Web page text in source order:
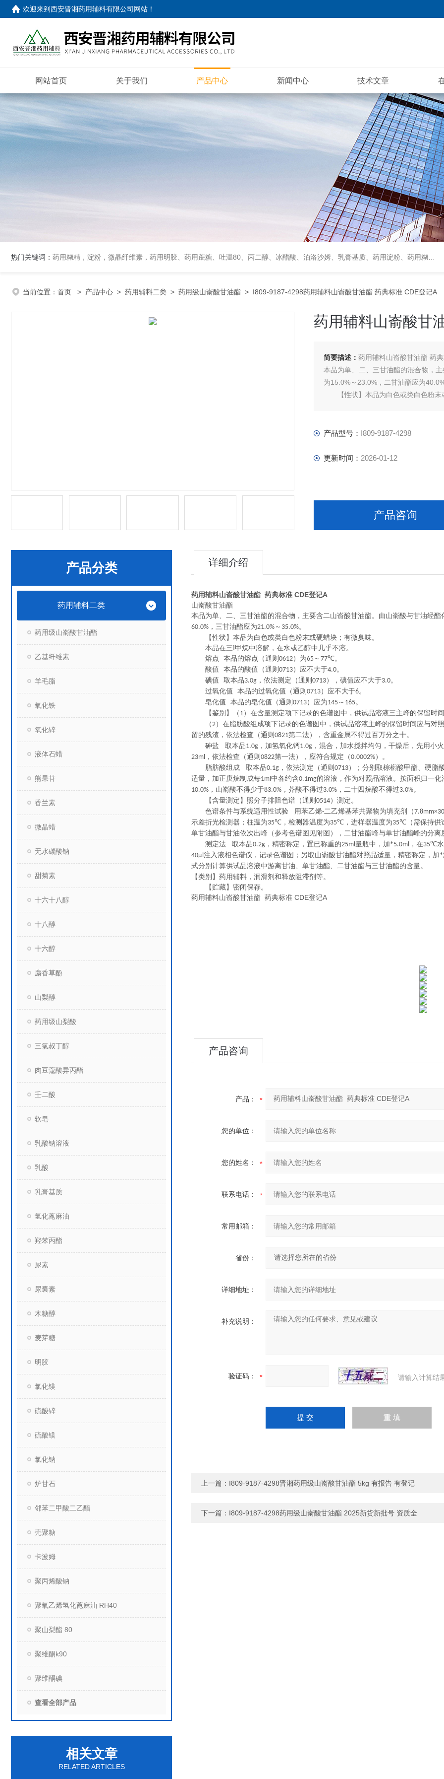
欢迎来到西安晋湘药用辅料有限公司网站 ！
网站首页 关于我们 产品中心 新闻中心 技术文章
热门关键词： 药用糊精，淀粉，微晶纤维素，药用明胶、药用蔗糖、吐温80、丙二醇、冰醋酸、泊洛沙姆、乳膏基质、药用淀粉、药用糊精、硬脂酸镁、聚丙烯酸树脂系列、羧甲基淀粉钠、羧甲基纤维素钠、可溶性淀粉、甘露醇、羟丙纤维素、羟丙基甲基纤维素、乳糖、交联聚维酮、交联羧甲基纤维素钠、聚乙二醇（PEG）系列、二氧化硅、聚乙烯吡咯烷酮、十八醇、十六醇、预交化淀粉、微晶纤维素、甲基纤维素、乙基纤维素，三氯蔗糖，麝香草酚，药用蜂蜜，
当前位置： 首页 > 产品中心 > 药用辅料二类 > 药用级山嵛酸甘油酯 > I809-9187-4298药用辅料山嵛酸甘油酯 药典标准 CDE登记A
药用辅料山嵛酸甘
简要描述： 药用辅料山嵛酸甘油酯 药
本品为单、二、三甘油酯的混合物，
为15.0%～23.0%，二甘油酯应为
【性状】本品为白色或类白色粉末
产品型号： I809-9187-4298
更新时间： 2026-01-12
产品咨询
产品分类
药用辅料二类
药用级山嵛酸甘油酯
乙基纤维素
羊毛脂
氧化铁
氧化锌
液体石蜡
熊果苷
香兰素
微晶蜡
无水碳酸钠
甜菊素
十六十八醇
十八醇
十六醇
麝香草酚
山梨醇
药用级山梨酸
三氯叔丁醇
肉豆蔻酸异丙酯
壬二酸
软皂
乳酸钠溶液
乳酸
乳膏基质
氢化蓖麻油
羟苯丙酯
尿素
尿囊素
木糖醇
麦芽糖
明胶
氯化镁
硫酸锌
硫酸镁
氯化钠
炉甘石
邻苯二甲酸二乙酯
壳聚糖
卡波姆
聚丙烯酸钠
聚氧乙烯氢化蓖麻油 RH40
聚山梨酯 80
聚维酮k90
聚维酮碘
查看全部产品
相关文章
RELATED ARTICLES
详细介绍
药用辅料山嵛酸甘油酯 药典标准 CDE登记A
山嵛酸甘油酯
本品为单、二、三甘油酯的混合物，主要含二山嵛酸甘油酯。由山嵛酸与甘油经酯
60.0% ，三甘油酯应为21.0% ～ 35.0%。
【性状】本品为白色或类白色粉末或硬蜡块；有微臭味。
本品在三l甲烷中溶解，在水或乙醇中几乎不溶。
熔点
本品的熔点（通则 0612）为65 ～ 77℃。
酸值
本品的酸值（通则 0713）应不大于4.0。
碘值
取本品3.0g ，依法测定（通则 0713），碘值应不大于3.0。
过氧化值
本品的过氧化值（通则 0713）应不大于6。
皂化值
本品的皂化值（通则 0713）应为145 ～ 165。
【鉴别】（ 1）在含量测定项下记录的色谱图中，供试品溶液三主峰的保留时
（2）在脂肪酸组成项下记录的色谱图中，供试品溶液主峰的保留时间应与
留的残渣，依法检查（通则 0821第二法），含重金属不得过百万分之十。
砷盐
取本品1.0g ，加氢氧化钙1.0g ，混合，加水搅拌均匀，干燥后，先用小
23ml ，依法检查（通则 0822第一法），应符合规定（0.0002%）。
脂肪酸组成
取本品0.1g ，依法测定（通则 0713）；分别取棕榈酸甲酯、硬脂
适量，加正庚烷制成每1ml中各约含0.1mg的溶液，作为对照品溶液。按面积归一
10.0% ，山嵛酸不得少于83.0% ，芥酸不得过3.0% ，二十四烷酸不得过3.0%。
【含量测定】照分子排阻色谱（通则 0514）测定。
色谱条件与系统适用性试验
用苯乙烯-二乙烯基苯共聚物为填充剂（
示差折光检测器；柱温为35℃ ，检测器温度为35℃ ，进样器温度为35℃ （需保持
单甘油酯与甘油依次出峰（参考色谱图见附图），二甘油酯峰与单甘油酯峰的分
测定法
取本品0.2g ，精密称定，置已称重的25ml量瓶中，加*5.0ml ，在35℃
40μl注入液相色谱仪，记录色谱图；另取山嵛酸甘油酯对照品适量，精密称定，加
式分别计算供试品溶液中游离甘油、单甘油酯、二甘油酯与三甘油酯的含量。
【类别】药用辅料，润滑剂和释放阻滞剂等。
【贮藏】密闭保存。
药用辅料山嵛酸甘油酯 药典标准 CDE登记A
产品咨询
产品：
您的单位：
您的姓名：
联系电话：
常用邮箱：
省份：
详细地址：
补充说明：
验证码： 请输入计算结
上一篇： I809-9187-4298晋湘药用级山嵛酸甘油酯 5kg 有报告 有登记
下一篇： I809-9187-4298药用级山嵛酸甘油酯 2025新货新批号 资质全